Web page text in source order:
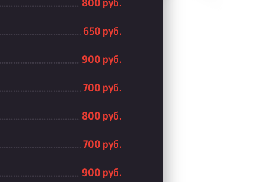
800 руб.
650 руб.
900 руб.
700 руб.
800 руб.
700 руб.
900 руб.